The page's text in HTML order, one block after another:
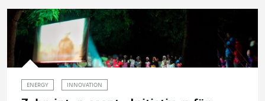
ENERGY INNOVATION